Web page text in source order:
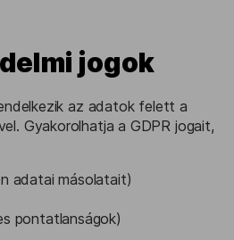
jogok
az adatok felett a
Gyakorolhatja a GDPR jogait,
adatai másolatait)
pontatlanságok)